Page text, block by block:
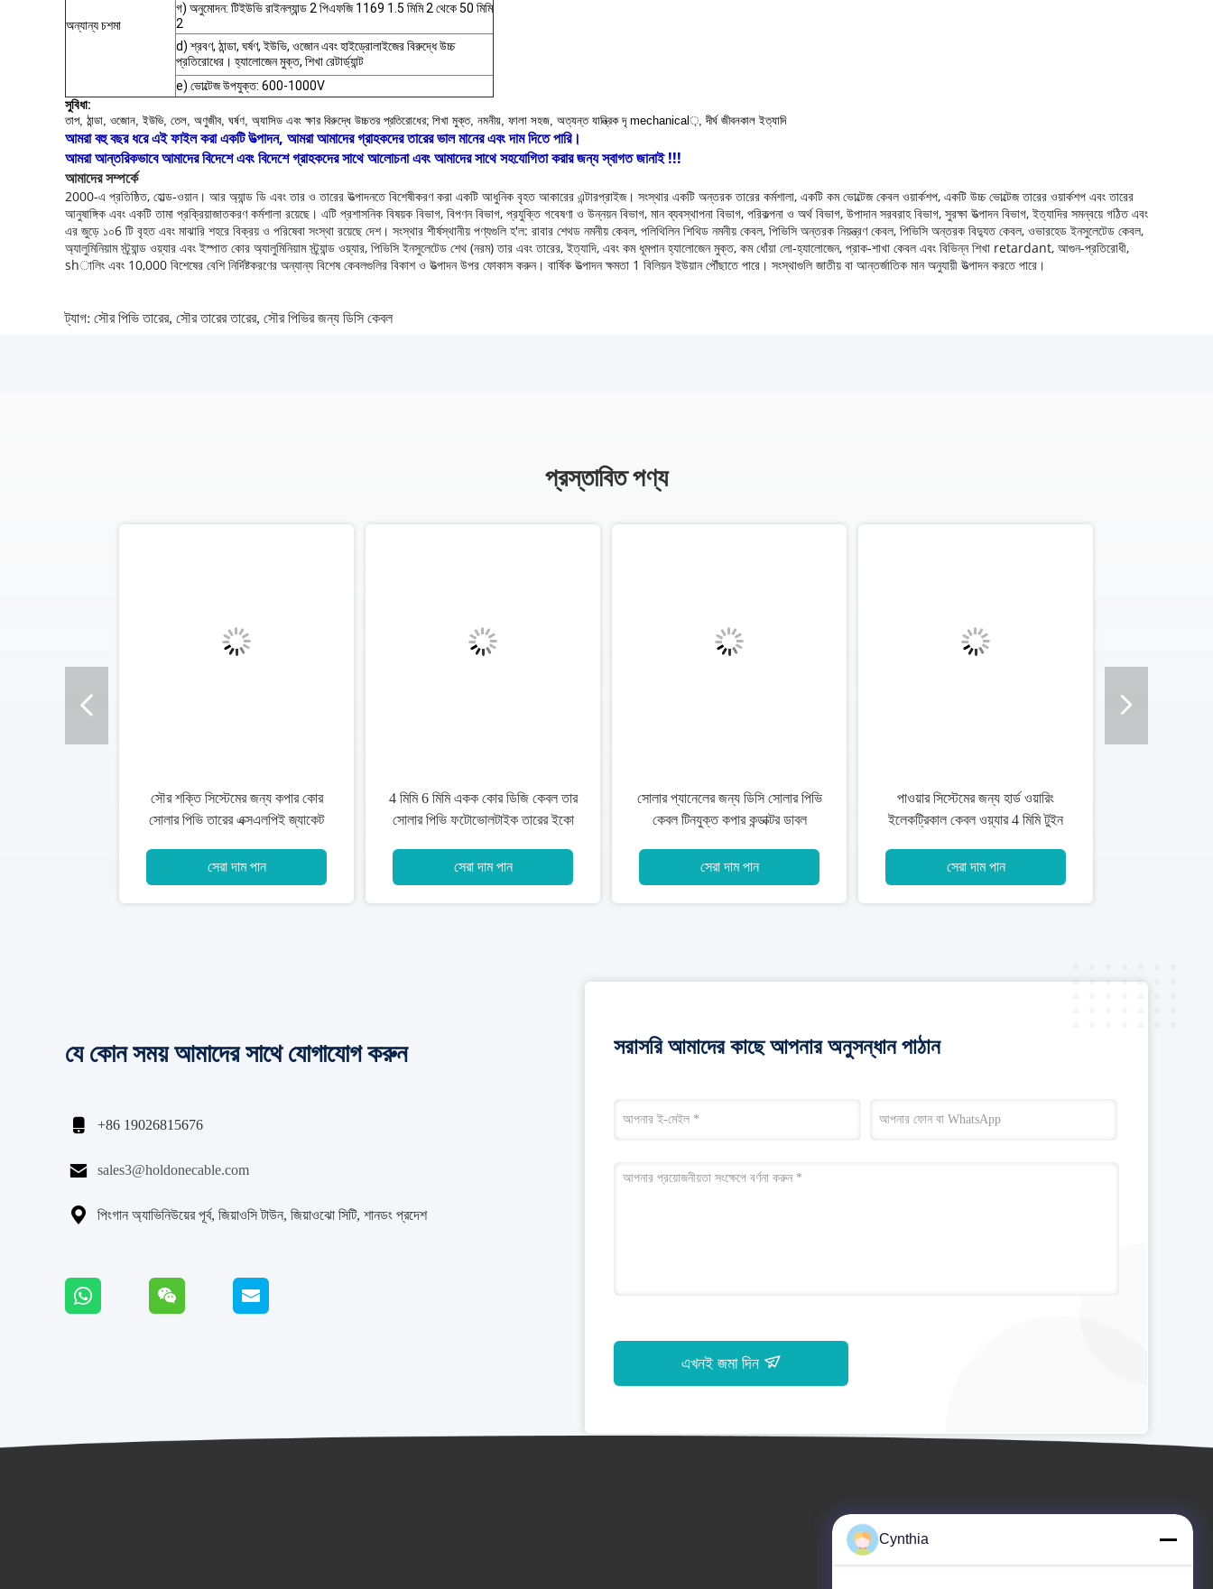
অন্যান্য চশমা
গ) অনুমোদন: টিইউভি রাইনল্যান্ড 2 পিএফজি 1169 1.5 মিমি 2 থেকে 50 মিমি
2
d) শ্রবণ, ঠান্ডা, ঘর্ষণ, ইউভি, ওজোন এবং হাইড্রোলাইজের বিরুদ্ধে উচ্চ
প্রতিরোধের। হ্যালোজেন মুক্ত, শিখা রেটার্ড্যান্ট
e) ভোল্টেজ উপযুক্ত: 600-1000V
সুবিধা:
তাপ, ঠান্ডা, ওজোন, ইউভি, তেল, অণুজীব, ঘর্ষণ, অ্যাসিড এবং ক্ষার বিরুদ্ধে উচ্চতর প্রতিরোধের; শিখা মুক্ত, নমনীয়, ফালা সহজ, অত্যন্ত যান্ত্রিক দৃ mechanical়, দীর্ঘ জীবনকাল ইত্যাদি
আমরা বহু বছর ধরে এই ফাইল করা একটি উত্পাদন, আমরা আমাদের গ্রাহকদের তারের ভাল মানের এবং দাম দিতে পারি।
আমরা আন্তরিকভাবে আমাদের বিদেশে এবং বিদেশে গ্রাহকদের সাথে আলোচনা এবং আমাদের সাথে সহযোগিতা করার জন্য স্বাগত জানাই !!!
আমাদের সম্পর্কে
2000-এ প্রতিষ্ঠিত, হোল্ড-ওয়ান। আর অ্যান্ড ডি এবং তার ও তারের উত্পাদনতে বিশেষীকরণ করা একটি আধুনিক বৃহত আকারের এন্টারপ্রাইজ। সংস্থার একটি অন্তরক তারের কর্মশালা, একটি কম ভোল্টেজ কেবল ওয়ার্কশপ, একটি উচ্চ ভোল্টেজ তারের ওয়ার্কশপ এবং তারের
আনুষাঙ্গিক এবং একটি তামা প্রক্রিয়াজাতকরণ কর্মশালা রয়েছে। এটি প্রশাসনিক বিষয়ক বিভাগ, বিপণন বিভাগ, প্রযুক্তি গবেষণা ও উন্নয়ন বিভাগ, মান ব্যবস্থাপনা বিভাগ, পরিকল্পনা ও অর্থ বিভাগ, উপাদান সরবরাহ বিভাগ, সুরক্ষা উত্পাদন বিভাগ, ইত্যাদির সমন্বয়ে গঠিত এবং
এর জুড়ে ১০6 টি বৃহত এবং মাঝারি শহরে বিক্রয় ও পরিষেবা সংস্থা রয়েছে দেশ। সংস্থার শীর্ষস্থানীয় পণ্যগুলি হ'ল: রাবার শেথড নমনীয় কেবল, পলিথিলিন শিথিড নমনীয় কেবল, পিভিসি অন্তরক নিয়ন্ত্রণ কেবল, পিভিসি অন্তরক বিদ্যুত কেবল, ওভারহেড ইনসুলেটেড কেবল,
অ্যালুমিনিয়াম স্ট্র্যান্ড ওয়্যার এবং ইস্পাত কোর অ্যালুমিনিয়াম স্ট্র্যান্ড ওয়্যার, পিভিসি ইনসুলেটেড শেথ (নরম) তার এবং তারের, ইত্যাদি, এবং কম ধূমপান হ্যালোজেন মুক্ত, কম ধোঁয়া লো-হ্যালোজেন, প্রাক-শাখা কেবল এবং বিভিন্ন শিখা retardant, আগুন-প্রতিরোধী,
shালিং এবং 10,000 বিশেষের বেশি নির্দিষ্টকরণের অন্যান্য বিশেষ কেবলগুলির বিকাশ ও উত্পাদন উপর ফোকাস করুন। বার্ষিক উত্পাদন ক্ষমতা 1 বিলিয়ন ইউয়ান পৌঁছাতে পারে। সংস্থাগুলি জাতীয় বা আন্তর্জাতিক মান অনুযায়ী উত্পাদন করতে পারে।
ট্যাগ: সৌর পিভি তারের, সৌর তারের তারের, সৌর পিভির জন্য ডিসি কেবল
প্রস্তাবিত পণ্য
শিল্প সৌর পিভি কেবল 600 ভি - 1000 ভি
ইলেক্ট্রন মরীচি ক্রস লিঙ্কযুক্ত পলিওলফিন
সেরা দাম পান
0.6 কেভি - 1 কেভি পিভি সোলার কেবল
ওয়্যার, ফটোভলটাইক পাওয়ার স্টেশনের
সেরা দাম পান
কোল্ড অ্যাবারশন সোলার পিভি কেবল
হ্যালোজেন ফ্রি 16 এমএম 2 25 এমএম 2
সেরা দাম পান
পেশাদার সৌর পিভি তার, 6 মিমি সৌর কেবল
2 কোর সিই টিইউভি শংসাপত্র
সেরা দাম পান
যে কোন সময় আমাদের সাথে যোগাযোগ করুন
 +86 19026815676
 sales3@holdonecable.com
 পিংগান অ্যাভিনিউয়ের পূর্ব, জিয়াওসি টাউন, জিয়াওঝো সিটি, শানডং প্রদেশ
সরাসরি আমাদের কাছে আপনার অনুসন্ধান পাঠান
এখনই জমা দিন
Cynthia